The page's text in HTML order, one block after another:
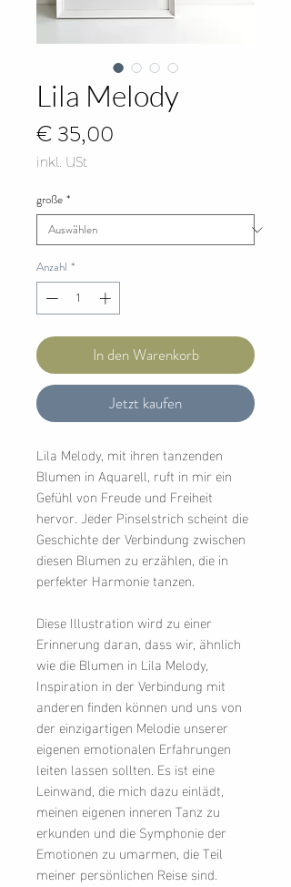
Lila Melody
€ 35,00
inkl. USt
große *
Anzahl *
In den Warenkorb
Jetzt kaufen
Lila Melody, mit ihren tanzenden
Blumen in Aquarell, ruft in mir ein
Gefühl von Freude und Freiheit
hervor. Jeder Pinselstrich scheint die
Geschichte der Verbindung zwischen
diesen Blumen zu erzählen, die in
perfekter Harmonie tanzen.
Diese Illustration wird zu einer
Erinnerung daran, dass wir, ähnlich
wie die Blumen in Lila Melody,
Inspiration in der Verbindung mit
anderen finden können und uns von
der einzigartigen Melodie unserer
eigenen emotionalen Erfahrungen
leiten lassen sollten. Es ist eine
Leinwand, die mich dazu einlädt,
meinen eigenen inneren Tanz zu
erkunden und die Symphonie der
Emotionen zu umarmen, die Teil
meiner persönlichen Reise sind.